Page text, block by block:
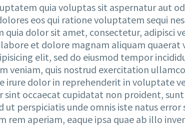
quia voluptas sit aspernatur aut
eos qui ratione voluptatem sequi
quia dolor sit amet, consectetur, adipisci
et dolore magnam aliquam
elit, sed do eiusmod tempor
veniam, quis nostrud exercitation
irure dolor in reprehenderit in voluptate
occaecat cupidatat non proident,
ut perspiciatis unde omnis iste natus
aperiam, eaque ipsa quae ab illo